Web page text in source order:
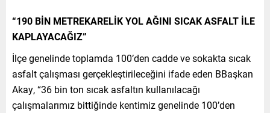
“190 BİN METREKARELİK YOL AĞINI SICAK ASFALT İLE
KAPLAYACAĞIZ”
İlçe genelinde toplamda 100’den cadde ve sokakta sıcak
asfalt çalışması gerçekleştirileceğini ifade eden BBaşkan
Akay, “36 bin ton sıcak asfaltın kullanılacağı
çalışmalarımız bittiğinde kentimiz genelinde 100’den